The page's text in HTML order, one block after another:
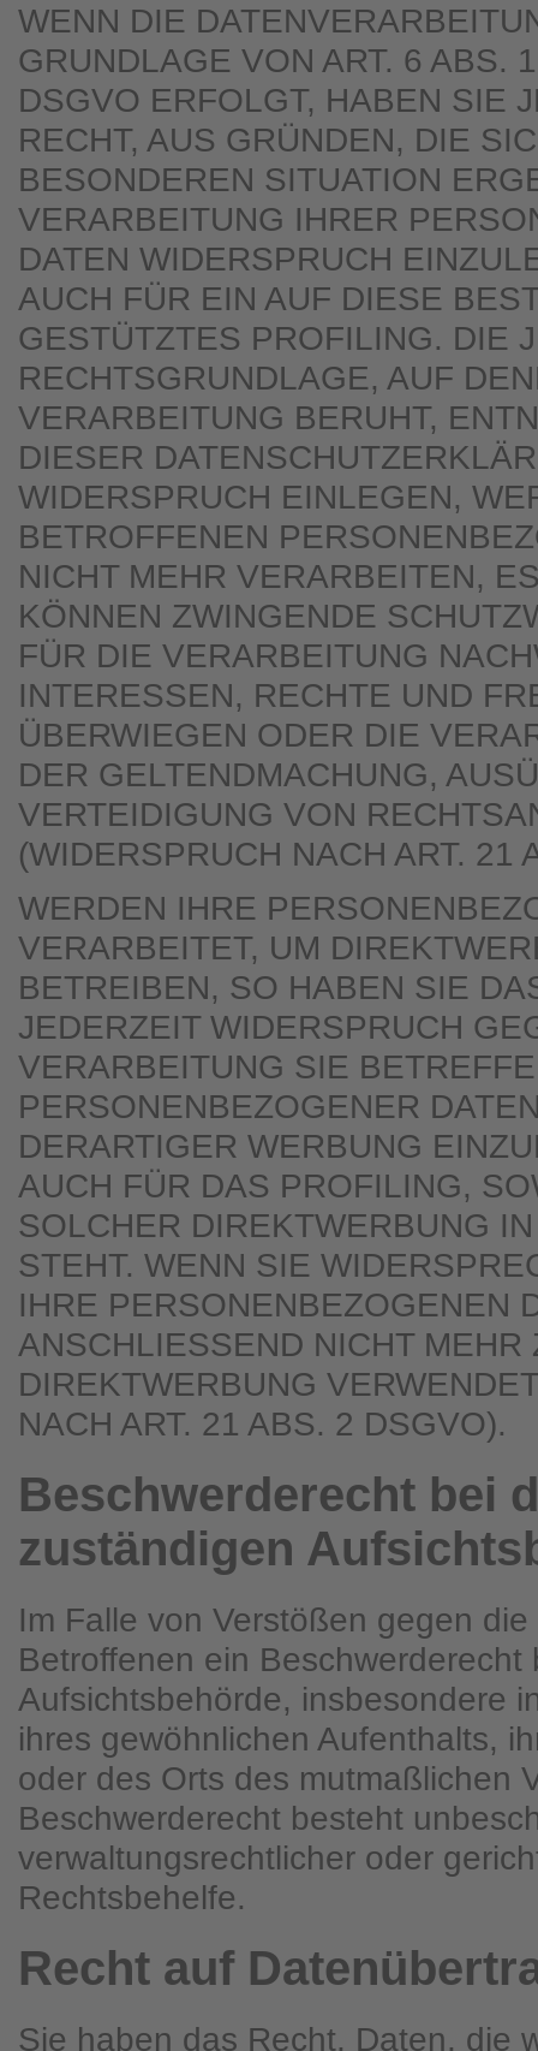
WENN DIE
GRUNDLAGE VON ART. 6 ABS.
DSGVO ERFOLGT, HABEN SIE
RECHT, AUS GRÜNDEN, DIE
BESONDEREN SITUATION
VERARBEITUNG IHRER
DATEN WIDERSPRUCH
AUCH FÜR EIN AUF DIESE
GESTÜTZTES PROFILING. DIE
RECHTSGRUNDLAGE, AUF
VERARBEITUNG BERUHT,
DIESER
WIDERSPRUCH EINLEGEN,
BETROFFENEN
NICHT MEHR VERARBEITEN,
KÖNNEN ZWINGENDE
FÜR DIE VERARBEITUNG
INTERESSEN, RECHTE UND
ÜBERWIEGEN ODER DIE
DER GELTENDMACHUNG,
VERTEIDIGUNG VON
(WIDERSPRUCH NACH ART. 21
WERDEN IHRE
VERARBEITET, UM
BETREIBEN, SO HABEN SIE
JEDERZEIT WIDERSPRUCH
VERARBEITUNG SIE
PERSONENBEZOGENER
DERARTIGER WERBUNG
AUCH FÜR DAS PROFILING,
SOLCHER DIREKTWERBUNG
STEHT. WENN SIE
IHRE PERSONENBEZOGENEN
ANSCHLIESSEND NICHT MEHR
DIREKTWERBUNG
NACH ART. 21 ABS. 2 DSGVO).
Beschwerde­recht bei
zuständigen
Im Falle von Verstößen gegen
Betroffenen ein Beschwerderecht
Aufsichtsbehörde, insbesondere
ihres gewöhnlichen Aufenthalts,
oder des Orts des mutmaßlichen
Beschwerderecht besteht
verwaltungsrechtlicher oder
Rechtsbehelfe.
Recht auf
Sie haben das Recht, Daten, die